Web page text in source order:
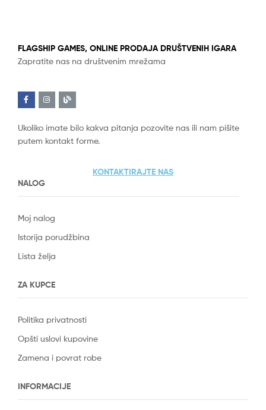
FLAGSHIP GAMES, ONLINE PRODAJA DRUŠTVENIH IGARA
Zapratite nas na društvenim mrežama
Ukoliko imate bilo kakva pitanja pozovite nas ili nam pišite
putem kontakt forme.
KONTAKTIRAJTE NAS
NALOG
Moj nalog
Istorija porudžbina
Lista želja
ZA KUPCE
Politika privatnosti
Opšti uslovi kupovine
Zamena i povrat robe
INFORMACIJE